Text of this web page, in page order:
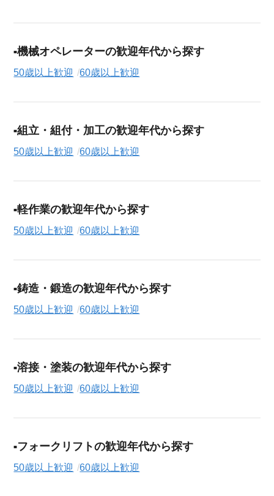
機械オペレーターの歓迎年代から探す
50歳以上歓迎 60歳以上歓迎
組立・組付・加工の歓迎年代から探す
50歳以上歓迎 60歳以上歓迎
軽作業の歓迎年代から探す
50歳以上歓迎 60歳以上歓迎
鋳造・鍛造の歓迎年代から探す
50歳以上歓迎 60歳以上歓迎
溶接・塗装の歓迎年代から探す
50歳以上歓迎 60歳以上歓迎
フォークリフトの歓迎年代から探す
50歳以上歓迎 60歳以上歓迎